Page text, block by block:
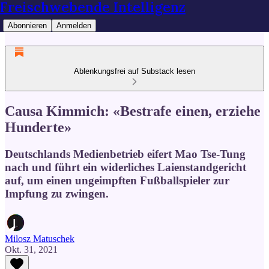
Freischwebende Intelligenz
Abonnieren Anmelden
Ablenkungsfrei auf Substack lesen
Causa Kimmich: «Bestrafe einen, erziehe
Hunderte»
Deutschlands Medienbetrieb eifert Mao Tse-Tung
nach und führt ein widerliches Laienstandgericht
auf, um einen ungeimpften Fußballspieler zur
Impfung zu zwingen.
Milosz Matuschek
Okt. 31, 2021